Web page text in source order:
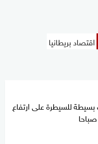
اقتصاد بريطانيا
بسيطة للسيطرة على ارتفاع